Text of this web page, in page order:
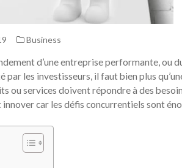
Business
d’une entreprise performante, ou
les investisseurs, il faut bien plus
ou services doivent répondre à des
car les défis concurrentiels sont